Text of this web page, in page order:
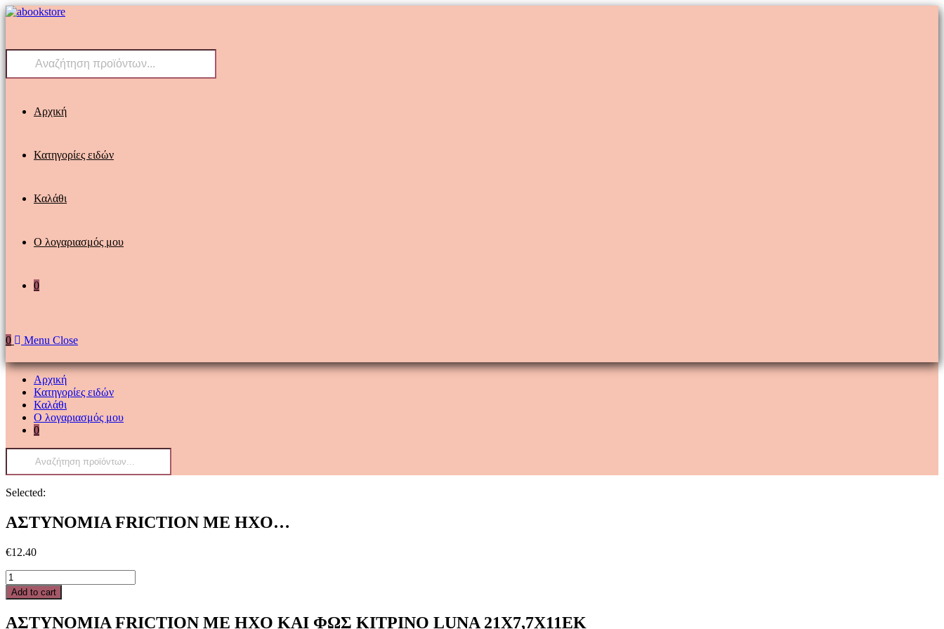
Skip
Products
Αρχική
Κατηγορίες ειδών
Καλάθι
Ο λογαριασμός μου
0
0 Menu Close
Αρχική
Κατηγορίες ειδών
Καλάθι
Ο λογαριασμός μου
0
Products
Selected:
ΑΣΤΥΝΟΜΙΑ FRICTION ΜΕ ΗΧΟ…
€12.40
ΑΣΤΥΝΟΜΙΑ
FRICTION
ΜΕ
ΚΑΙ
Add to cart
ΑΣΤΥΝΟΜΙΑ FRICTION ΜΕ ΗΧΟ ΚΑΙ ΦΩΣ ΚΙΤΡΙΝΟ LUNA 21X7,7X11ΕΚ